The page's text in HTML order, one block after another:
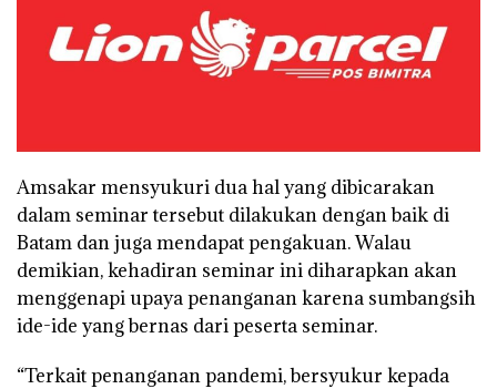
Amsakar mensyukuri dua hal yang dibicarakan
dalam seminar tersebut dilakukan dengan baik di
Batam dan juga mendapat pengakuan. Walau
demikian, kehadiran seminar ini diharapkan akan
menggenapi upaya penanganan karena sumbangsih
ide-ide yang bernas dari peserta seminar.
“Terkait penanganan pandemi, bersyukur kepada